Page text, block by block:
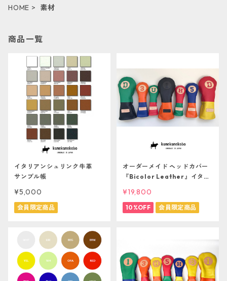
HOME 素材
商品一覧
イタリアンシュリンク牛革
サンプル帳
¥5,000
会員限定商品
オーダーメイド ヘッドカバー
『Bicolor Leather』イタリ
¥19,800
10%OFF 会員限定商品